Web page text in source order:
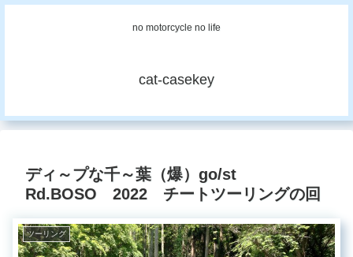
no motorcycle no life
cat-casekey
ディ～プな千～葉（爆）go/st
Rd.BOSO 2022 チートツーリングの回
ツーリング